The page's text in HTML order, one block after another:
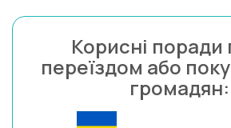
Корисні поради
переїздом або
громадян: